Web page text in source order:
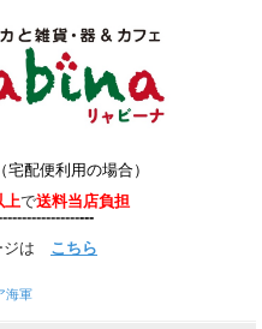
（宅配便利用の場合）
上で送料当店負担
---
ジは こちら
海軍